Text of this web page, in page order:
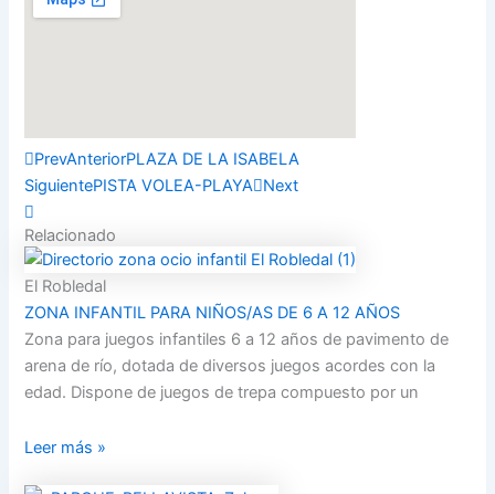
PrevAnteriorPLAZA DE LA ISABELA
SiguientePISTA VOLEA-PLAYA Next
Relacionado
El Robledal
ZONA INFANTIL PARA NIÑOS/AS DE 6 A 12 AÑOS
Zona para juegos infantiles 6 a 12 años de pavimento de
arena de río, dotada de diversos juegos acordes con la
edad. Dispone de juegos de trepa compuesto por un
Leer más »